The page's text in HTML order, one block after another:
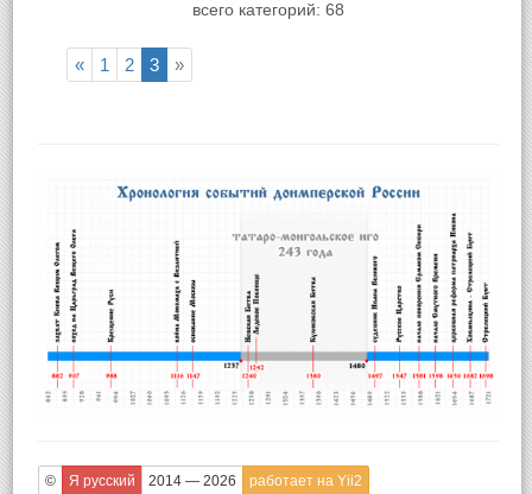
всего категорий: 68
« 1 2 3 »
© Я русский 2014 — 2026 работает на Yii2